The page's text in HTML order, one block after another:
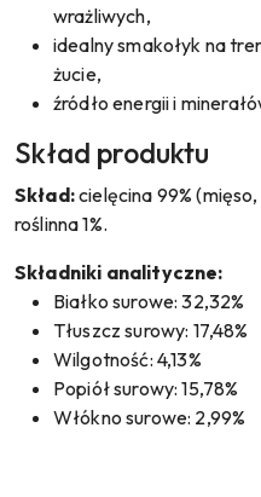
wrażliwych,
idealny smakołyk na
żucie,
źródło energii i
Skład produktu
Skład:cielęcina 99%
roślinna 1%.
Składniki analityczne:
Białko surowe: 32,32%
Tłuszcz surowy: 17,48%
Wilgotność: 4,13%
Popiół surowy: 15,78%
Włókno surowe: 2,99%